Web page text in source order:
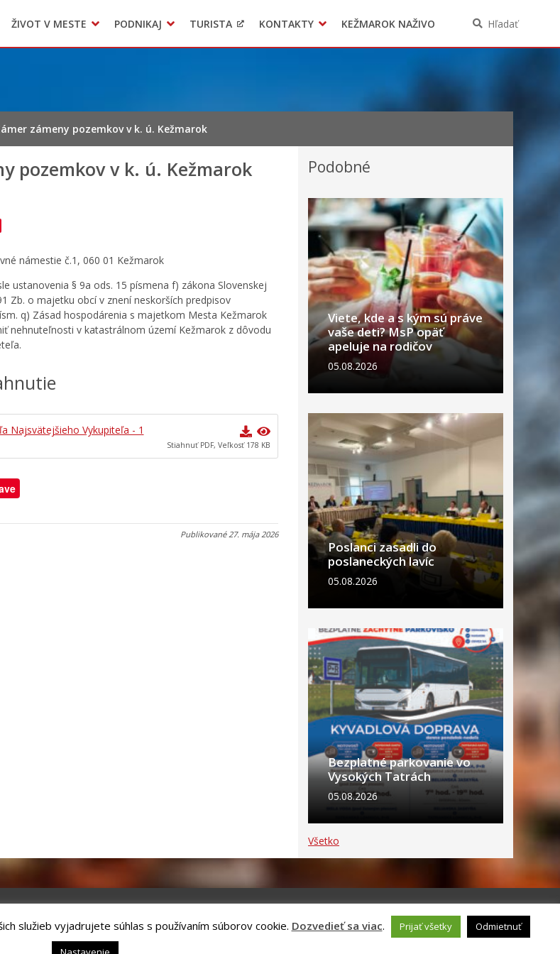
Geo informačný systém – Kežmarok
Oznamovanie podozrení z podvodov
ŽIVOT V MESTE
Triedený zber – NATUR – PACK
PODNIKAJ TURISTA KONTAKTY KEŽMAROK NAŽIVO Hľadať
zámeny pozemkov v k. ú. Kežmarok
pozemkov v k. ú. Kežmarok
námestie č.1, 060 01 Kežmarok
ustanovenia § 9a ods. 15 písmena f) zákona Slovenskej
Zb. o majetku obcí v znení neskorších predpisov
q) Zásad hospodárenia s majetkom Mesta Kežmarok
nehnuteľnosti v katastrálnom území Kežmarok z dôvodu
Najsvätejšieho Vykupiteľa - 1
Stiahnuť PDF, Veľkosť 178 KB
Publikované27. mája 2026
Podobné
Viete, kde a s kým sú práve
vaše deti? MsP opäť
apeluje na rodičov
05.08.2026
Poslanci zasadli do
poslaneckých lavíc
05.08.2026
Bezplatné parkovanie vo
Vysokých Tatrách
05.08.2026
Všetko
služieb vyjadrujete súhlas s používaním súborov cookie. Dozvedieť sa viac. Prijať všetky
Odmietnuť